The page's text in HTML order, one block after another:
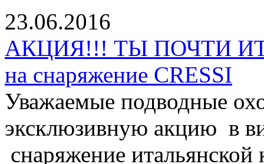
23.06.2016
АКЦИЯ!!! ТЫ ПОЧТИ
на снаряжение CRESSI
Уважаемые подводные
эксклюзивную акцию в
снаряжение